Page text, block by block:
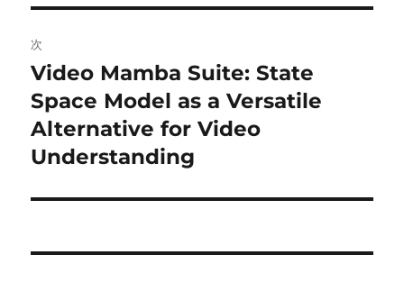
シ
ョ
ン
次
次
の
投
稿:
Video Mamba Suite: State
Space Model as a Versatile
Alternative for Video
Understanding